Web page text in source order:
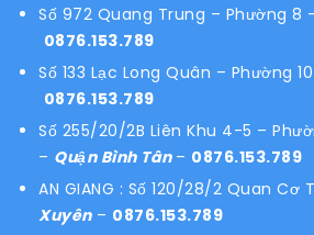
Số 972 Quang Trung – Phường 8
0876.153.789
Số 133 Lạc Long Quân – Phường
0876.153.789
Số 255/20/2B Liên Khu 4-5 –
– Quận Bình Tân – 0876.153.789
AN GIANG : Số 120/28/2 Quan Cơ
Xuyên– 0876.153.789